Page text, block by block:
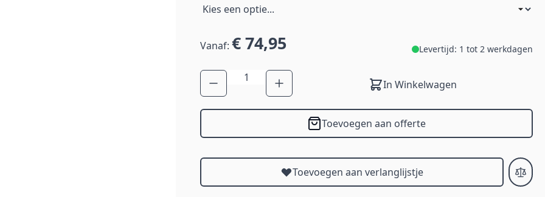
Vanaf:€ 74,95 Levertijd: 1 tot 2 werkdagen
Aantal
In Winkelwagen
Toevoegen aan offerte
Toevoegen aan verlanglijstje